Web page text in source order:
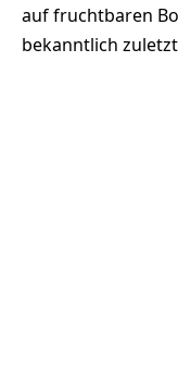
auf fruchtbaren
bekanntlich